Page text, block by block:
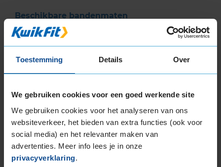
Toestemming Details Over
We gebruiken cookies voor een goed werkende site
We gebruiken cookies voor het analyseren van ons
websiteverkeer, het bieden van extra functies (ook voor
social media) en het relevanter maken van
advertenties. Meer info lees je in onze
privacyverklaring.
Beschikbare bandenmaten
18-inch banden
225/60R18 104H EXTRALOAD
235/50R18 101V EXTRALOAD
235/60R18 107H EXTRALOAD
235/60R18 107V EXTRALOAD
255/55R18 109V EXTRALOAD
19-inch banden
225/55R19 103V EXTRALOAD
225/55R19 103V EXTRALOAD